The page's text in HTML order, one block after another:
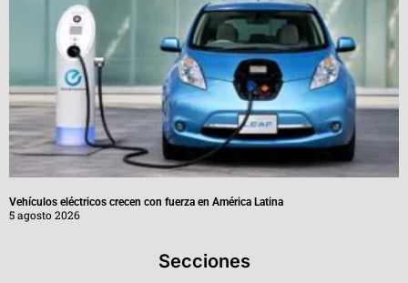
Vehículos eléctricos crecen con fuerza en América Latina
5 agosto 2026
Secciones